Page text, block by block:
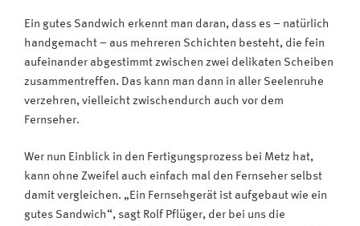
Ein gutes Sandwich erkennt man daran, dass es – natürlich
handgemacht – aus mehreren Schichten besteht, die fein
aufeinander abgestimmt zwischen zwei delikaten Scheiben
zusammentreffen. Das kann man dann in aller Seelenruhe
verzehren, vielleicht zwischendurch auch vor dem
Fernseher.
Wer nun Einblick in den Fertigungsprozess bei Metz hat,
kann ohne Zweifel auch einfach mal den Fernseher selbst
damit vergleichen. „Ein Fernsehgerät ist aufgebaut wie ein
gutes Sandwich“, sagt Rolf Pflüger, der bei uns die